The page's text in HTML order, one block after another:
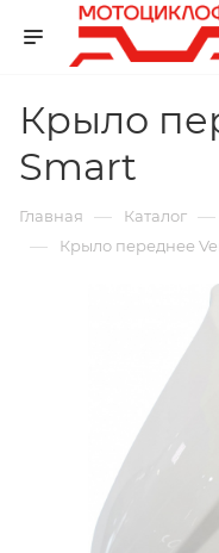
Крыло
Smart
Главная — Каталог —
— Крыло переднее